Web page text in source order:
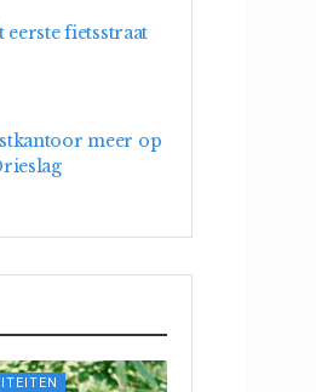
fietsstraat
meer op